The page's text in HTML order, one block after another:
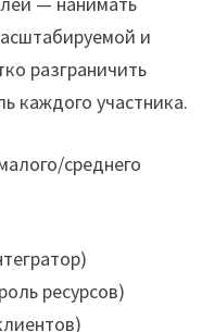
и
разграничить
каждого участника.
среднего
ресурсов)